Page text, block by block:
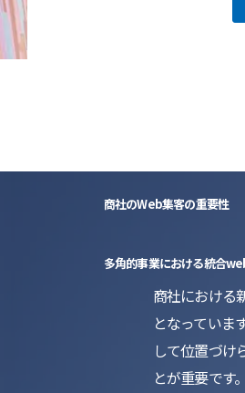
商社のWeb集客の重要性
多角的事業における統合
商社における
となっていま
して位置づけ
とが重要です